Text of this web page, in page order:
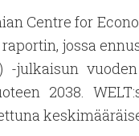
Centre for
jossa
-julkaisun
2038.